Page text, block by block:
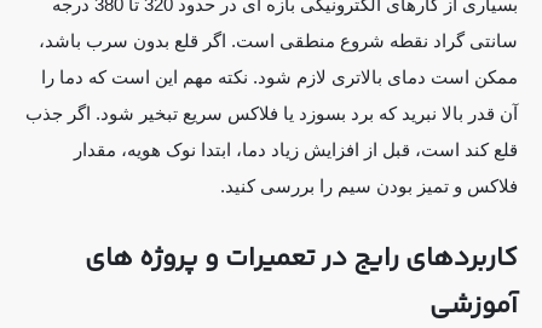
سانتی گراد نقطه شروع منطقی است. اگر قلع بدون سرب باشد،
ممکن است دمای بالاتری لازم شود. نکته مهم این است که دما را
آن قدر بالا نبرید که برد بسوزد یا فلاکس سریع تبخیر شود. اگر جذب
قلع کند است، قبل از افزایش زیاد دما، ابتدا نوک هویه، مقدار
فلاکس و تمیز بودن سیم را بررسی کنید.
کاربردهای رایج در تعمیرات و پروژه های
آموزشی